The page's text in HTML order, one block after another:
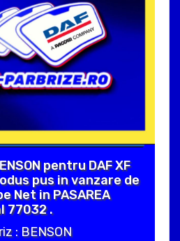
pentru DAF XF
pus in vanzare de
Net in PASAREA
77032 .
: BENSON